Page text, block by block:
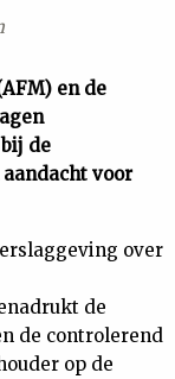
en de
de
voor
over
de
de controlerend
op de